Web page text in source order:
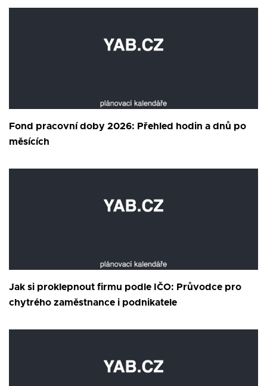
Fond pracovní doby 2026: Přehled hodin a dnů po
měsících
Jak si proklepnout firmu podle IČO: Průvodce pro
chytrého zaměstnance i podnikatele